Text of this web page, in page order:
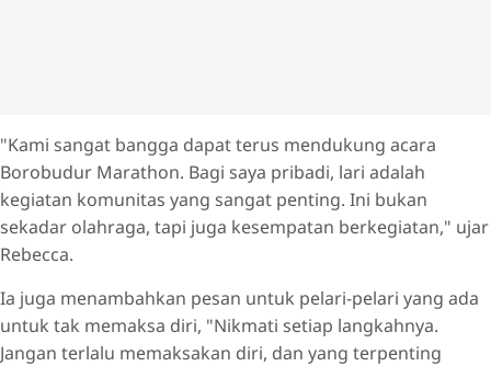
"Kami sangat bangga dapat terus mendukung acara
Borobudur Marathon. Bagi saya pribadi, lari adalah
kegiatan komunitas yang sangat penting. Ini bukan
sekadar olahraga, tapi juga kesempatan berkegiatan," ujar
Rebecca.
Ia juga menambahkan pesan untuk pelari-pelari yang ada
untuk tak memaksa diri, "Nikmati setiap langkahnya.
Jangan terlalu memaksakan diri, dan yang terpenting